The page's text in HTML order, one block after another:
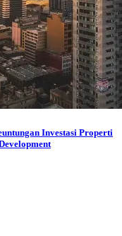
Investasi Properti